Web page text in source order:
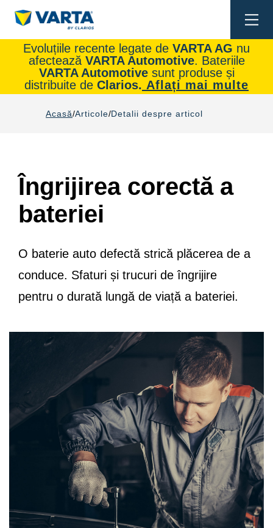
Evoluțiile recente legate de VARTA AG nu
afectează VARTA Automotive. Bateriile
VARTA Automotivesunt produse și
distribuite de Clarios. Aflați mai multe
Acasă Articole Detalii despre articol
Îngrijirea corectă a
bateriei
O baterie auto defectă strică plăcerea de a
conduce. Sfaturi și trucuri de îngrijire
pentru o durată lungă de viață a bateriei.